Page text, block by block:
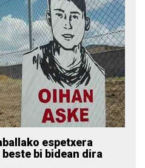
espetxera
bi bidean dira